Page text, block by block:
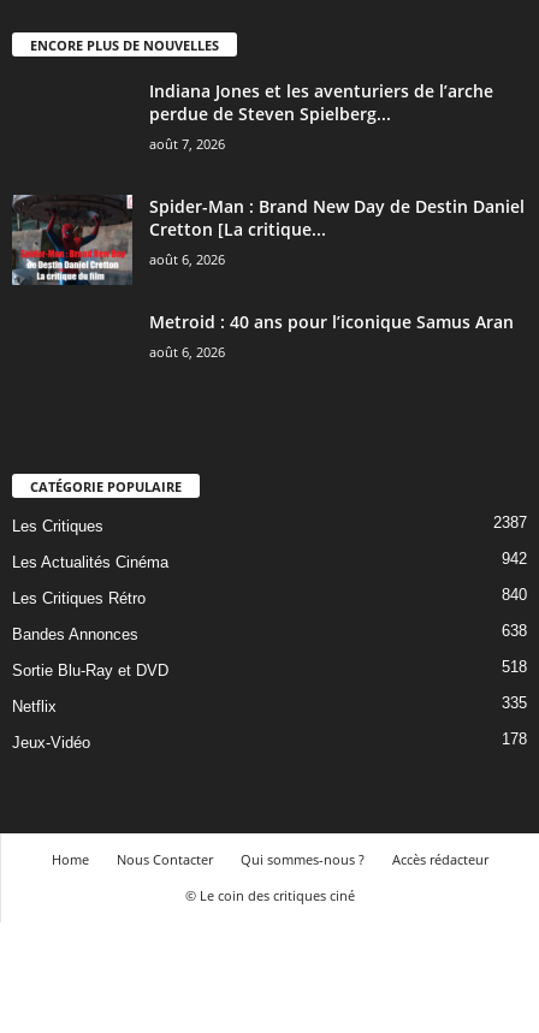
ENCORE PLUS DE NOUVELLES
Indiana Jones et les aventuriers de l’arche
perdue de Steven Spielberg...
août 7, 2026
Spider-Man : Brand New Day de Destin Daniel
Cretton [La critique...
août 6, 2026
Metroid : 40 ans pour l’iconique Samus Aran
août 6, 2026
CATÉGORIE POPULAIRE
Les Critiques 2387
Les Actualités Cinéma 942
Les Critiques Rétro 840
Bandes Annonces 638
Sortie Blu-Ray et DVD 518
Netflix 335
Jeux-Vidéo 178
Home Nous Contacter Qui sommes-nous ?
Accès rédacteur
© Le coin des critiques ciné